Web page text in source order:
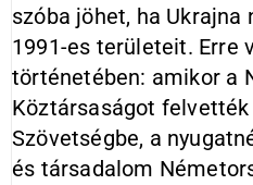
szóba jöhet, ha Ukrajna
1991-es területeit. Erre
történetében: amikor a
Köztársaságot
Szövetségbe, a
és társadalom